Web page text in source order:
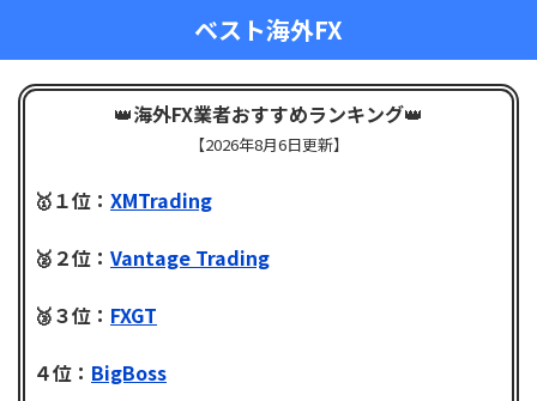
ベスト海外FX
👑海外FX業者おすすめランキング👑
【2026年8月6日更新】
🥇１位： XMTrading
🥈２位： Vantage Trading
🥉３位： FXGT
４位： BigBoss